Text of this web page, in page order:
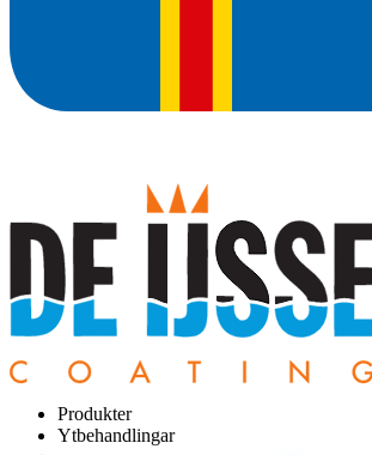
Produkter
Ytbehandlingar